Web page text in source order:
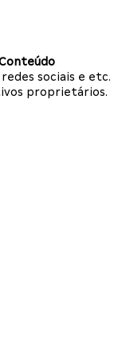
sociais e etc.
proprietários.